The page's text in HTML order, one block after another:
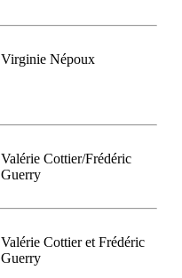
Virginie Népoux
Valérie Cottier/Frédéric
Guerry
Valérie Cottier et Frédéric
Guerry